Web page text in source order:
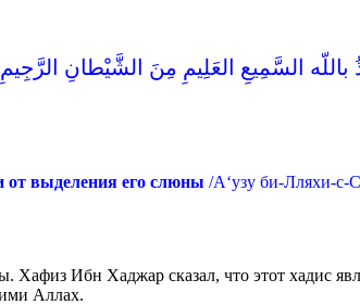
باللّه السَّمِيعِ العَلِيمِ مِنَ الشَّيْطانِ
от выделения его слюны /А‘узу би-Лляхи-с-
Ибн Хаджар сказал, что этот хадис
Аллах.